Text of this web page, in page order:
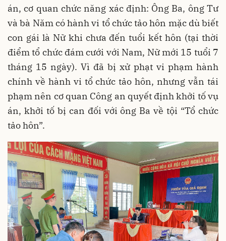
án, cơ quan chức năng xác định: Ông Ba, ông Tư
và bà Năm có hành vi tổ chức tảo hôn mặc dù biết
con gái là Nữ khi chưa đến tuổi kết hôn (tại thời
điểm tổ chức đám cưới với Nam, Nữ mới 15 tuổi 7
tháng 15 ngày). Vì đã bị xử phạt vi phạm hành
chính về hành vi tổ chức tảo hôn, nhưng vẫn tái
phạm nên cơ quan Công an quyết định khởi tố vụ
án, khởi tố bị can đối với ông Ba về tội “Tổ chức
tảo hôn”.